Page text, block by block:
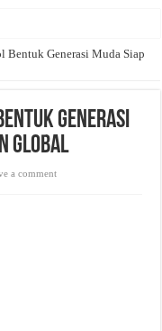
Bentuk Generasi Muda Siap
Generasi
Global
a comment